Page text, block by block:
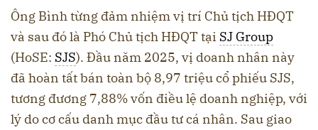
Ông Bình từng đảm nhiệm vị trí Chủ tịch HĐQT
và sau đó là Phó Chủ tịch HĐQT tại SJ Group
(HoSE: SJS). Đầu năm 2025, vị doanh nhân này
đã hoàn tất bán toàn bộ 8,97 triệu cổ phiếu SJS,
tương đương 7,88% vốn điều lệ doanh nghiệp, với
lý do cơ cấu danh mục đầu tư cá nhân. Sau giao